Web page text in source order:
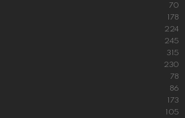
70
178
224
245
315
230
78
86
173
105